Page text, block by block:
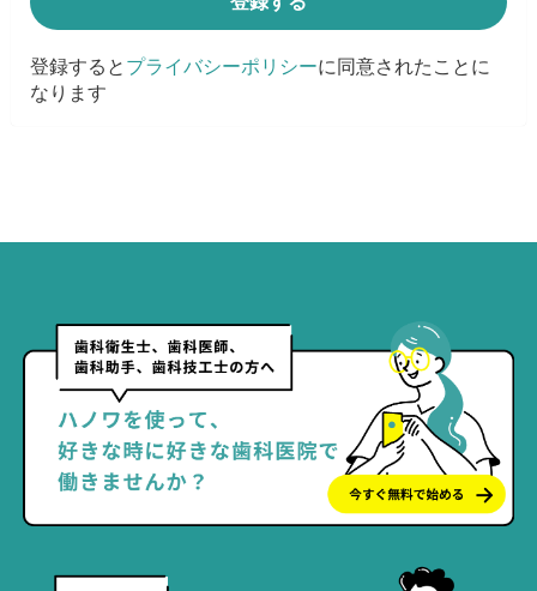
登録すると プライバシーポリシーに同意されたことに
なります